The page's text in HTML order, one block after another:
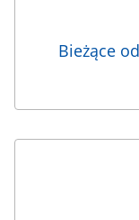
Bieżące